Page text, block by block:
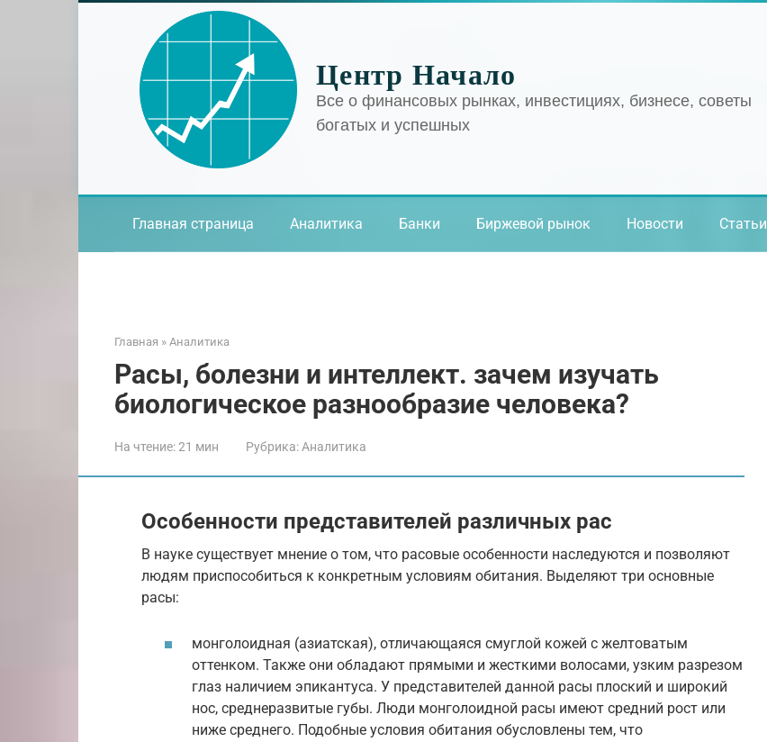
Центр Начало
Все о финансовых рынках, инвестициях, бизнесе, советы
богатых и успешных
Главная страница Аналитика Банки Биржевой рынок Новости Статьи
Главная » Аналитика
Расы, болезни и интеллект. зачем изучать
биологическое разнообразие человека?
На чтение:21 мин Рубрика: Аналитика
Особенности представителей различных рас
В науке существует мнение о том, что расовые особенности наследуются и позволяют
людям приспособиться к конкретным условиям обитания. Выделяют три основные
расы:
монголоидная (азиатская), отличающаяся смуглой кожей с желтоватым
оттенком. Также они обладают прямыми и жесткими волосами, узким разрезом
глаз наличием эпикантуса. У представителей данной расы плоский и широкий
нос, среднеразвитые губы. Люди монголоидной расы имеют средний рост или
ниже среднего. Подобные условия обитания обусловлены тем, что